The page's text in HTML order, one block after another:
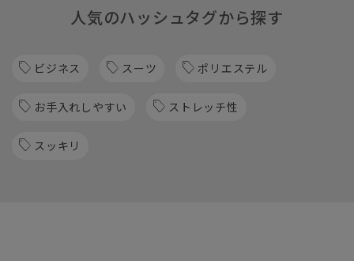
人気のハッシュタグから探す
ビジネス スーツ ポリエステル
お手入れしやすい ストレッチ性
スッキリ